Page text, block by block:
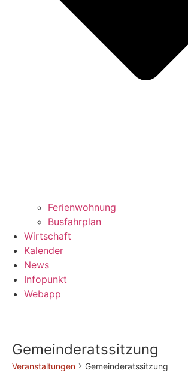
Ferienwohnung
Busfahrplan
Wirtschaft
Kalender
News
Infopunkt
Webapp
Gemeinderatssitzung
Veranstaltungen Gemeinderatssitzung